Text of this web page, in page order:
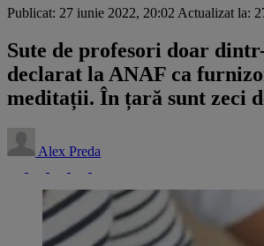
Publicat: 27 iunie 2022, 20:02 Actualizat la:
Sute de profesori doar
declarat la ANAF ca
meditații. În țară sunt zeci
Alex Preda